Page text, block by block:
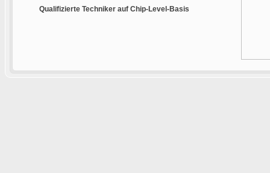
Qualifizierte Techniker auf Chip-Level-Basis